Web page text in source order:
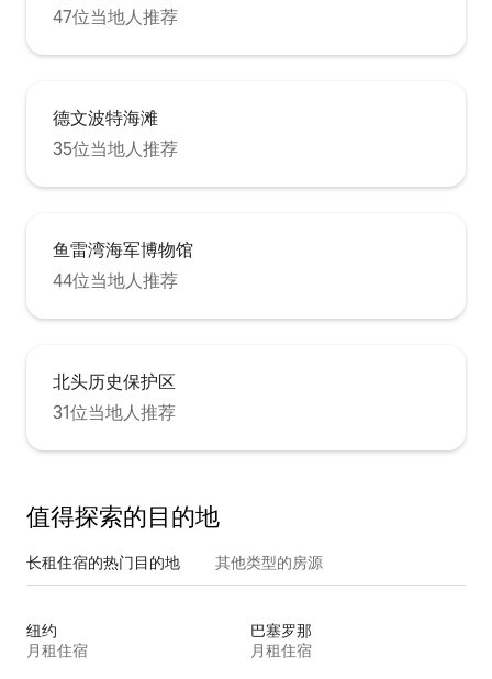
47位当地人推荐
德文波特海滩
35位当地人推荐
鱼雷湾海军博物馆
44位当地人推荐
北头历史保护区
31位当地人推荐
值得探索的目的地
长租住宿的热门目的地 其他类型的房源
纽约
月租住宿
巴塞罗那
月租住宿